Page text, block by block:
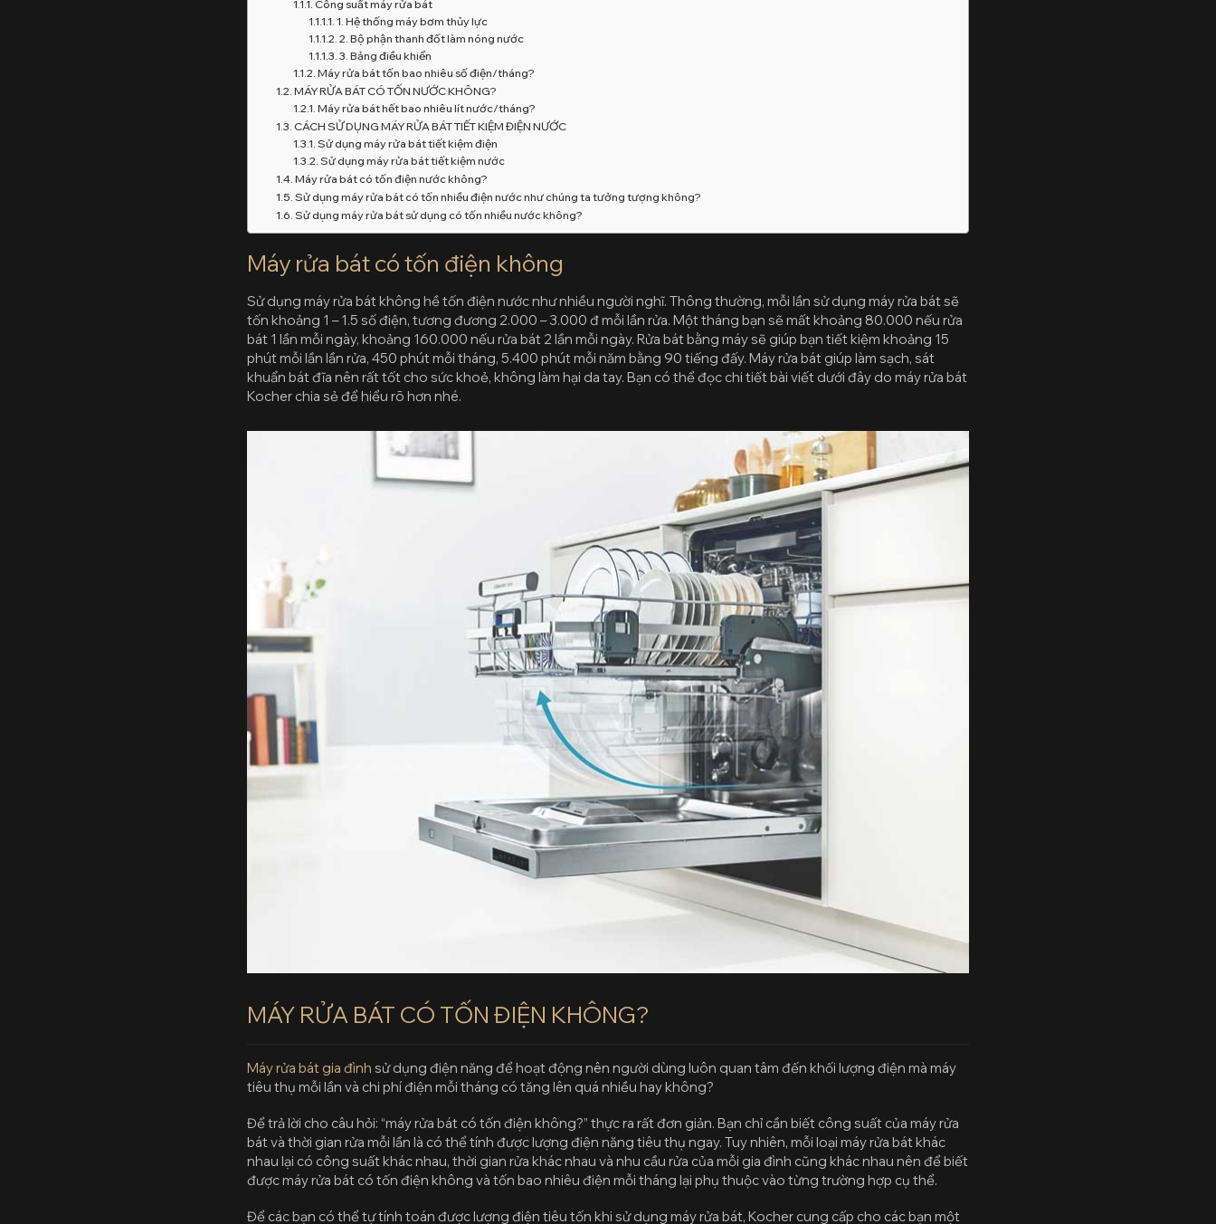
Công suất máy rửa bát
1. Hệ thống máy bơm thủy lực
2. Bộ phận thanh đốt làm nóng nước
3. Bảng điều khiển
Máy rửa bát tốn bao nhiêu số điện/tháng?
MÁY RỬA BÁT CÓ TỐN NƯỚC KHÔNG?
Máy rửa bát hết bao nhiêu lít nước/tháng?
CÁCH SỬ DỤNG MÁY RỬA BÁT TIẾT KIỆM ĐIỆN NƯỚC
Sử dụng máy rửa bát tiết kiệm điện
Sử dụng máy rửa bát tiết kiệm nước
Máy rửa bát có tốn điện nước không?
Sử dụng máy rửa bát có tốn nhiều điện nước như chúng ta tưởng tượng không?
Sử dụng máy rửa bát sử dụng có tốn nhiều nước không?
Máy rửa bát có tốn điện không
Sử dụng máy rửa bát không hề tốn điện nước như nhiều người nghĩ. Thông thường, mỗi lần sử dụng máy rửa bát sẽ
tốn khoảng 1 – 1.5 số điện, tương đương 2.000 – 3.000 đ mỗi lần rửa. Một tháng bạn sẽ mất khoảng 80.000 nếu rửa
bát 1 lần mỗi ngày, khoảng 160.000 nếu rửa bát 2 lần mỗi ngày. Rửa bát bằng máy sẽ giúp bạn tiết kiệm khoảng 15
phút mỗi lần lần rửa, 450 phút mỗi tháng, 5.400 phút mỗi năm bằng 90 tiếng đấy. Máy rửa bát giúp làm sạch, sát
khuẩn bát đĩa nên rất tốt cho sức khoẻ, không làm hại da tay. Bạn có thể đọc chi tiết bài viết dưới đây do máy rửa bát
Kocher chia sẻ để hiểu rõ hơn nhé.
MÁY RỬA BÁT CÓ TỐN ĐIỆN KHÔNG?
Máy rửa bát gia đình sử dụng điện năng để hoạt động nên người dùng luôn quan tâm đến khối lượng điện mà máy
tiêu thụ mỗi lần và chi phí điện mỗi tháng có tăng lên quá nhiều hay không?
Để trả lời cho câu hỏi: “máy rửa bát có tốn điện không?” thực ra rất đơn giản. Bạn chỉ cần biết công suất của máy rửa
bát và thời gian rửa mỗi lần là có thể tính được lượng điện năng tiêu thụ ngay. Tuy nhiên, mỗi loại máy rửa bát khác
nhau lại có công suất khác nhau, thời gian rửa khác nhau và nhu cầu rửa của mỗi gia đình cũng khác nhau nên để biết
được máy rửa bát có tốn điện không và tốn bao nhiêu điện mỗi tháng lại phụ thuộc vào từng trường hợp cụ thể.
Để các bạn có thể tự tính toán được lượng điện tiêu tốn khi sử dụng máy rửa bát, Kocher cung cấp cho các bạn một